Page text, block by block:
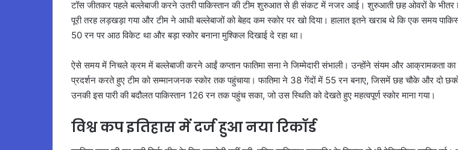
टॉस जीतकर पहले बल्लेबाजी करने उतरी पाकिस्तान की टीम शुरुआत से ही संकट में नजर आई। शुरुआती छह ओवरों के भीतर
पूरी तरह लड़खड़ा गया और टीम ने आधी बल्लेबाजों को बेहद कम स्कोर पर खो दिया। हालात इतने खराब थे कि एक समय
50 रन पर आठ विकेट था और बड़ा स्कोर बनाना मुश्किल दिखाई दे रहा था।
ऐसे समय में निचले क्रम में बल्लेबाजी करने आईं कप्तान फातिमा सना ने जिम्मेदारी संभाली। उन्होंने संयम और आक्रामकता
प्रदर्शन करते हुए टीम को सम्मानजनक स्कोर तक पहुंचाया। फातिमा ने 38 गेंदों में 55 रन बनाए, जिसमें छह चौके और दो
उनकी इस पारी की बदौलत पाकिस्तान 126 रन तक पहुंच सका, जो उस स्थिति को देखते हुए महत्वपूर्ण स्कोर माना गया।
विश्व कप इतिहास में दर्ज हुआ नया रिकॉर्ड